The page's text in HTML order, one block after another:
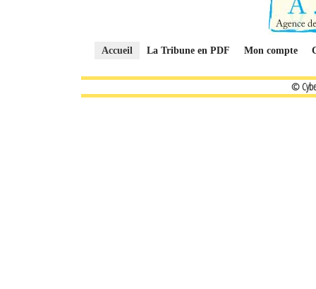
Accueil La Tribune en PDF Mon compte
©